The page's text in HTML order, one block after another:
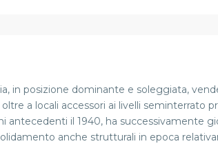
in posizione dominante e soleggiata,
a locali accessori ai livelli seminterrato
antecedenti il 1940, ha successivamente
anche strutturali in epoca